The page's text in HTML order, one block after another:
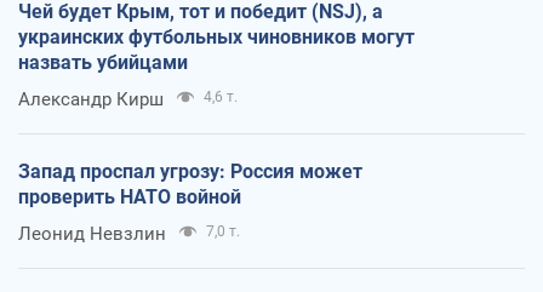
Чей будет Крым, тот и победит (NSJ), а
украинских футбольных чиновников могут
назвать убийцами
Александр Кирш 4,6 т.
Запад проспал угрозу: Россия может
проверить НАТО войной
Леонид Невзлин 7,0 т.